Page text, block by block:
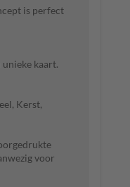
is perfect
kaart.
Kerst,
voor